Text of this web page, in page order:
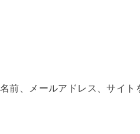
前、メールアドレス、サイト